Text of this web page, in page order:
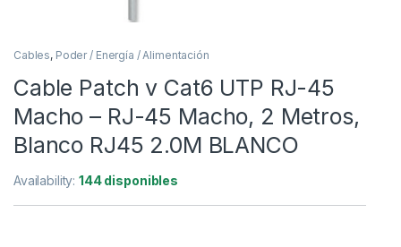
Cables, Poder / Energía / Alimentación
Cable Patch v Cat6 UTP RJ-45
Macho – RJ-45 Macho, 2 Metros,
Blanco RJ45 2.0M BLANCO
Availability:144 disponibles